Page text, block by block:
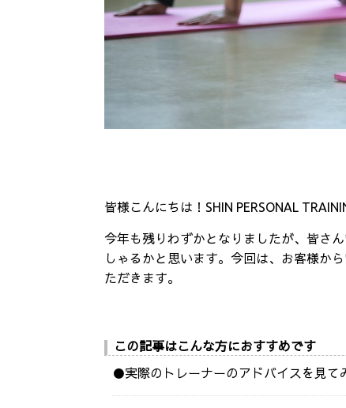
皆様こんにちは！SHIN PERSONAL
今年も残りわずかとなりましたが、皆さ
しゃるかと思います。今回は、お客様か
ただきます。
この記事はこんな方におすすめです
●実際のトレーナーのアドバイスを見て